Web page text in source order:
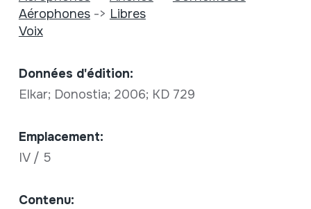
Aérophones-> Libres
Voix
Données d'édition:
Elkar; Donostia; 2006; KD 729
Emplacement:
IV / 5
Contenu: